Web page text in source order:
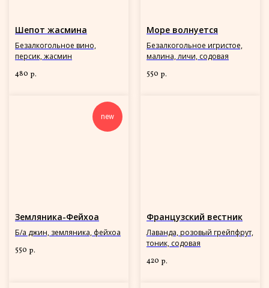
Шепот жасмина
Безалкогольное вино,
персик, жасмин
480 р.
Море волнуется
Безалкогольное игристое,
малина, личи, содовая
550 р.
new
Земляника-Фейхоа
Б/а джин, земляника, фейхоа
550 р.
Французский вестник
Лаванда, розовый грейпфрут,
тоник, содовая
420 р.